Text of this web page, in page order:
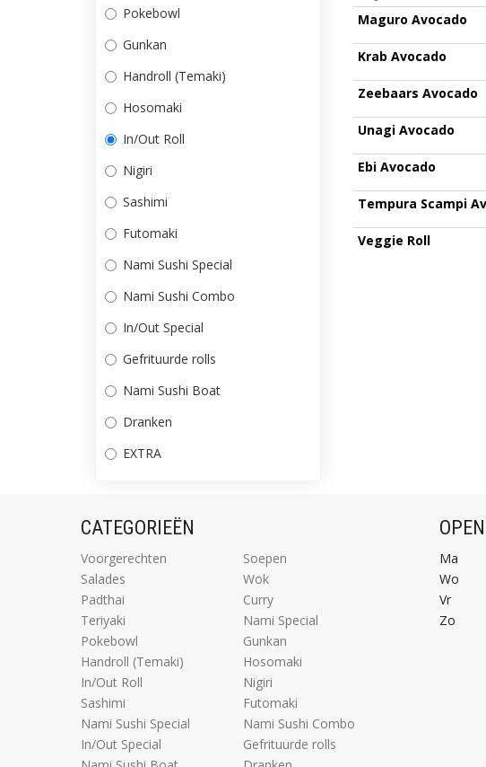
Pokebowl
Gunkan
Handroll (Temaki)
Hosomaki
In/Out Roll
Nigiri
Sashimi
Futomaki
Nami Sushi Special
Nami Sushi Combo
In/Out Special
Gefrituurde rolls
Nami Sushi Boat
Dranken
EXTRA
Maguro Avocado
Krab Avocado
Zeebaars Avocado
Unagi Avocado
Ebi Avocado
Tempura Scampi
Veggie Roll
CATEGORIEËN
Voorgerechten
Soepen
Salades
Wok
Padthai
Curry
Teriyaki
Nami Special
Pokebowl
Gunkan
Handroll (Temaki)
Hosomaki
In/Out Roll
Nigiri
Sashimi
Futomaki
Nami Sushi Special
Nami Sushi Combo
In/Out Special
Gefrituurde rolls
Ma
Wo
Vr
Zo